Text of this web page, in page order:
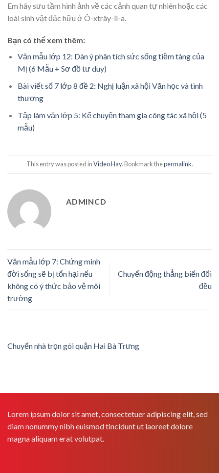
Em hãy sưu tầm hình ảnh về các cảnh quan tự nhiên hoặc các
loài sinh vật đặc hữu ở Ô-xtrây-li-a.
Bạn có thể xem thêm:
Văn mẫu lớp 12: Dàn ý phân tích sức sống tiềm tàng của
Mị (6 Mẫu + Sơ đồ tư duy)
Bài viết số 7 lớp 8 đề 2: Nghị luận xã hội Văn học và tình
thương
Tập làm văn lớp 5: Kể chuyện tham gia công tác xã hội (5
mẫu)
This entry was posted inVideo Hay. Bookmark thepermalink.
ADMINCD
Văn mẫu lớp 7: Chứng minh
đời sống sẽ bị tổn hại nếu
không có ý thức bảo vệ môi
trường
Chuyển động thẳng biến đổi
đều
Chuyển nhà trọn gói quận Hai Bà Trưng
Lorem ipsum dolor sit amet, consectetuer adipiscing elit, sed
diam nonummy nibh euismod tincidunt ut laoreet dolore
magna aliquam erat volutpat.